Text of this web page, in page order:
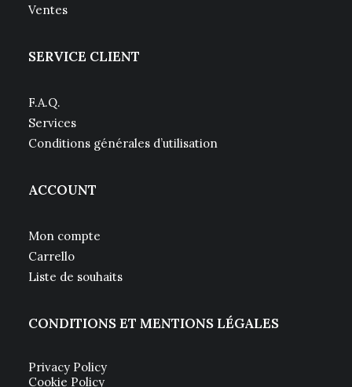
Ventes
SERVICE CLIENT
F.A.Q.
Services
Conditions générales d’utilisation
ACCOUNT
Mon compte
Carrello
Liste de souhaits
CONDITIONS ET MENTIONS LÉGALES
Privacy Policy
Cookie Policy